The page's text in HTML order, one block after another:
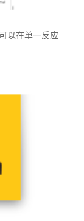
以在单一反应...